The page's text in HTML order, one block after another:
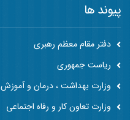
پیوند ها
دفتر مقام معظم رهبری
ریاست جمهوری
وزارت بهداشت ، درمان و آموزش
وزارت تعاون کار و رفاه اجتماعی